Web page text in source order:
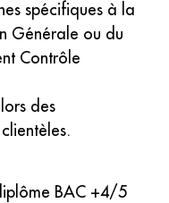
spécifiques à la
Générale ou du
Contrôle
des
BAC +4/5